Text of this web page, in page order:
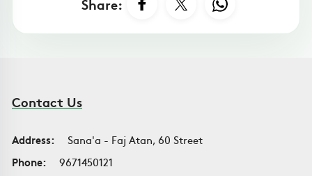
Share:
Contact Us
Address:
Sana'a - Faj Atan, 60 Street
Phone:
9671450121